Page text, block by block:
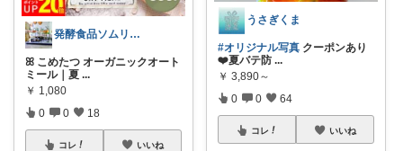
発酵食品ソムリエmana
ꕤ こめたつ オーガニックオート
ミール｜夏 ...
￥ 1,080
0 0 18
コレ いいね
うさぎくま
#オリジナル写真 クーポンあり
❤️夏バテ防 ...
￥ 3,890～
0 0 64
コレ いいね